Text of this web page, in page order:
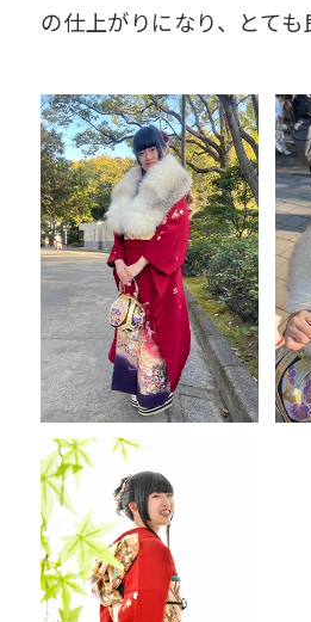
の仕上がりになり、とても